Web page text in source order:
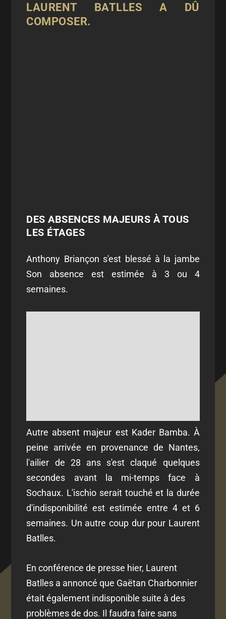
LAURENT BATLLES A DÛ
COMPOSER.
DES ABSENCES MAJEURS À TOUS
LES ÉTAGES
Anthony Briançon s'est blessé à la jambe
Son absence est estimée à 3 ou 4
semaines.
Autre absent majeur est Kader Bamba. À
peine arrivée en provenance de Nantes,
l'ailier de 28 ans s'est claqué quelques
secondes avant la mi-temps face à
Sochaux. L'ischio serait touché et la durée
d'indisponibilité est estimée entre 4 et 6
semaines. Un autre coup dur pour Laurent
Batlles.
En conférence de presse hier, Laurent
Batlles a annoncé que Gaëtan Charbonnier
était également indisponible suite à des
problèmes de dos. Il faudra faire sans